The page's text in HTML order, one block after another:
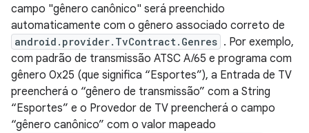
campo "gênero canônico" será preenchido
automaticamente com o gênero associado correto de
android.provider.TvContract.Genres . Por exemplo,
com padrão de transmissão ATSC A/65 e programa com
gênero 0x25 (que significa “Esportes”), a Entrada de TV
preencherá o “gênero de transmissão” com a String
“Esportes” e o Provedor de TV preencherá o campo
“gênero canônico” com o valor mapeado